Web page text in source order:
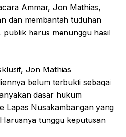
Ammar, Jon Mathias,
dan membantah tuduhan
harus menunggu hasil
Jon Mathias
belum terbukti sebagai
dasar hukum
Lapas Nusakambangan yang
tunggu keputusan